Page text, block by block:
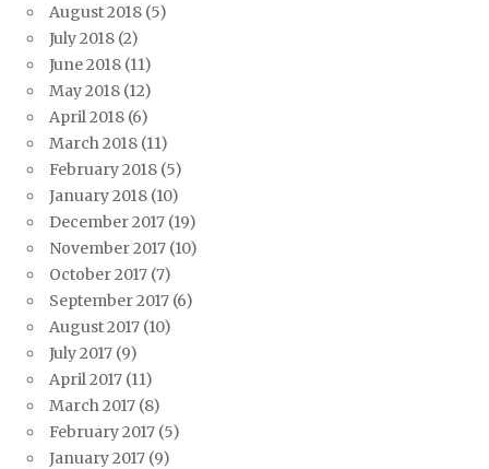
August 2018 (5)
July 2018 (2)
June 2018 (11)
May 2018 (12)
April 2018 (6)
March 2018 (11)
February 2018 (5)
January 2018 (10)
December 2017 (19)
November 2017 (10)
October 2017 (7)
September 2017 (6)
August 2017 (10)
July 2017 (9)
April 2017 (11)
March 2017 (8)
February 2017 (5)
January 2017 (9)